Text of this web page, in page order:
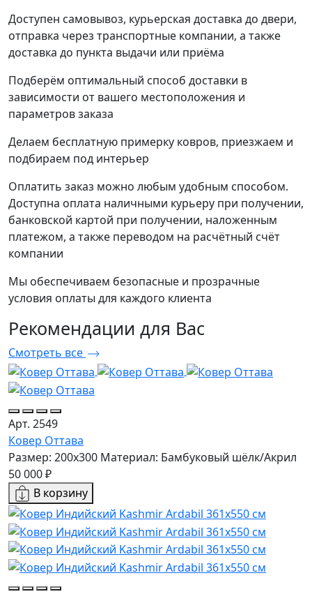
Доступен самовывоз, курьерская доставка до двери,
отправка через транспортные компании, а также
доставка до пункта выдачи или приёма
Подберём оптимальный способ доставки в
зависимости от вашего местоположения и
параметров заказа
Делаем бесплатную примерку ковров, приезжаем и
подбираем под интерьер
Оплатить заказ можно любым удобным способом.
Доступна оплата наличными курьеру при получении,
банковской картой при получении, наложенным
платежом, а также переводом на расчётный счёт
компании
Мы обеспечиваем безопасные и прозрачные
условия оплаты для каждого клиента
Рекомендации для Вас
Смотреть все
Арт. 2549
Ковер Оттава
Размер: 200x300 Материал: Бамбуковый шёлк/Акрил
50 000 ₽
В корзину